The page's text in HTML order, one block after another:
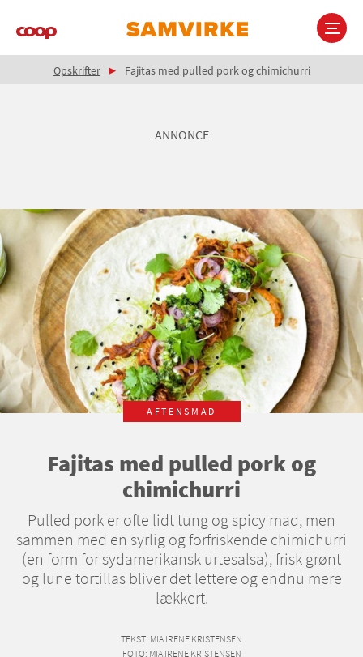
Brødkrumme
Opskrifter Fajitas med pulled pork og chimichurri
ANNONCE
AFTENSMAD
Fajitas med pulled pork og
chimichurri
Pulled pork er ofte lidt tung og spicy mad, men
sammen med en syrlig og forfriskende chimichurri
(en form for sydamerikansk urtesalsa), frisk grønt
og lune tortillas bliver det lettere og endnu mere
lækkert.
TEKST: MIA IRENE KRISTENSEN
FOTO: MIA IRENE KRISTENSEN